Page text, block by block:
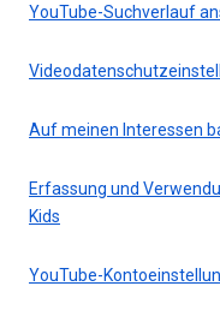
YouTube-Suchverlauf
Auf meinen Interessen
Erfassung und
Kids
YouTube-